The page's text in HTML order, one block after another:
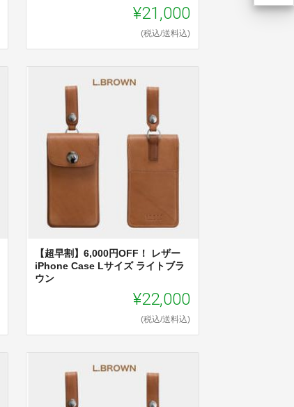
¥21,000
(税込/送料込)
【超早割】6,000円OFF！ レザー
iPhone Case Lサイズ ライトブラ
ウン
¥22,000
(税込/送料込)